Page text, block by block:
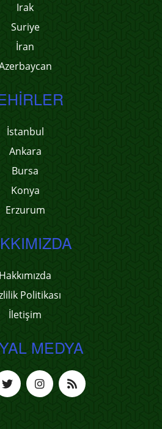
Irak
Suriye
İran
İstanbul
Ankara
Bursa
Konya
Erzurum
Hakkımızda
Politikası
İletişim
MEDYA